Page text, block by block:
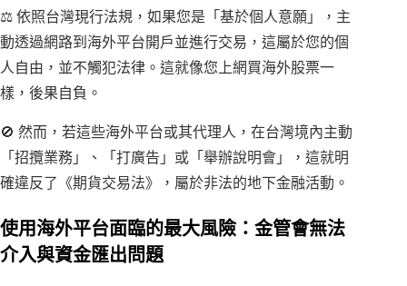
⚖️ 依照台灣現行法規，如果您是「基於個人意願」，主
動透過網路到海外平台開戶並進行交易，這屬於您的個
人自由，並不觸犯法律。這就像您上網買海外股票一
樣，後果自負。
🚫 然而，若這些海外平台或其代理人，在台灣境內主動
「招攬業務」、「打廣告」或「舉辦說明會」，這就明
確違反了《期貨交易法》，屬於非法的地下金融活動。
使用海外平台面臨的最大風險：金管會無法
介入與資金匯出問題